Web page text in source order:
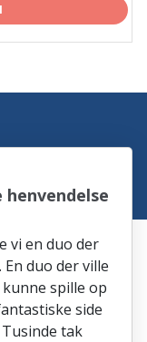
vi en duo der
duo der ville
spille op
side
tak